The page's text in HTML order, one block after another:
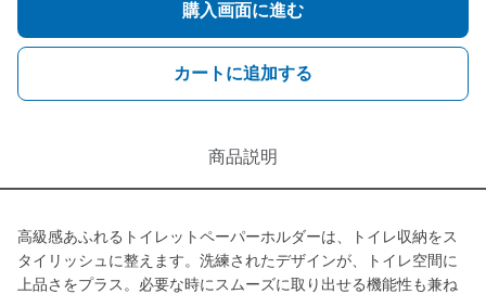
購入画面に進む
カートに追加する
商品説明
高級感あふれるトイレットペーパーホルダーは、トイレ収納をス
タイリッシュに整えます。洗練されたデザインが、トイレ空間に
上品さをプラス。必要な時にスムーズに取り出せる機能性も兼ね